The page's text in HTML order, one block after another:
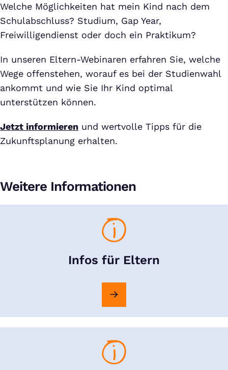
Welche Möglichkeiten hat mein Kind nach dem
Schulabschluss? Studium, Gap Year,
Freiwilligendienst oder doch ein Praktikum?
In unseren Eltern-Webinaren erfahren Sie, welche
Wege offenstehen, worauf es bei der Studienwahl
ankommt und wie Sie Ihr Kind optimal
unterstützen können.
Jetzt informieren und wertvolle Tipps für die
Zukunftsplanung erhalten.
Weitere Informationen
Infos für Eltern